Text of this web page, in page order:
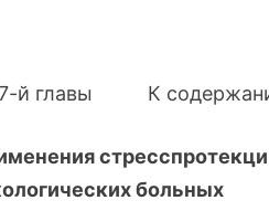
й главы К
больных